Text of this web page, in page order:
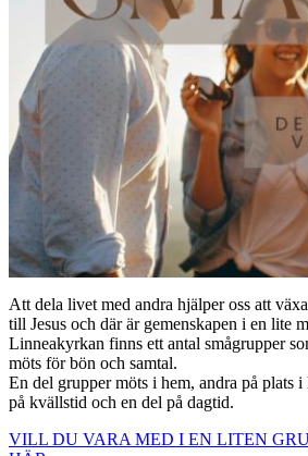
Att dela livet med andra hjälper oss att
till Jesus och där är gemenskapen i en lite
Linneakyrkan finns ett antal smågrupper
möts för bön och samtal.
En del grupper möts i hem, andra på plats
på kvällstid och en del på dagtid.
VILL DU VARA MED I EN LITEN